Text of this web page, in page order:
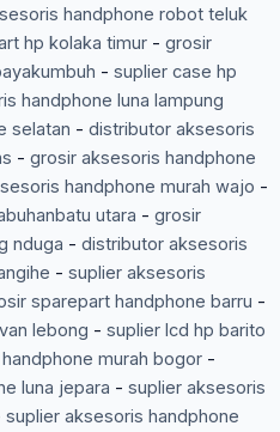
handphone robot teluk
hp kolaka timur- grosir
- suplier case hp
handphone luna lampung
selatan - distributor aksesoris
- grosir aksesoris handphone
handphone murah wajo -
utara - grosir
nduga - distributor aksesoris
- suplier aksesoris
sparepart handphone barru -
lebong - suplier lcd hp barito
murah bogor-
luna jepara - suplier aksesoris
suplier aksesoris handphone